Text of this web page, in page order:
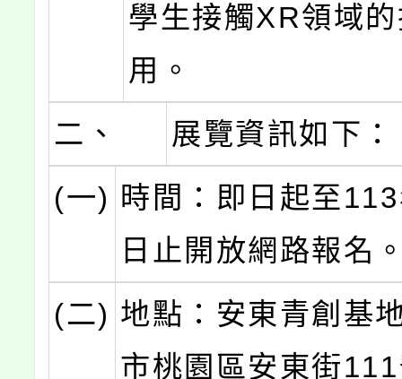
學生接觸XR領域
用。
二、
展覽資訊如下：
(一) 時間：即日起至
日止開放網路報名
(二) 地點：安東青創基
市桃園區安東街